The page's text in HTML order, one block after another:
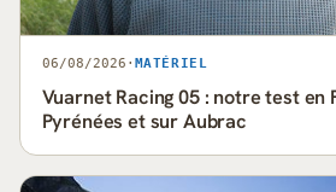
06/08/2026 · MATÉRIEL
Vuarnet Racing 05 : notre test en
Pyrénées et sur Aubrac